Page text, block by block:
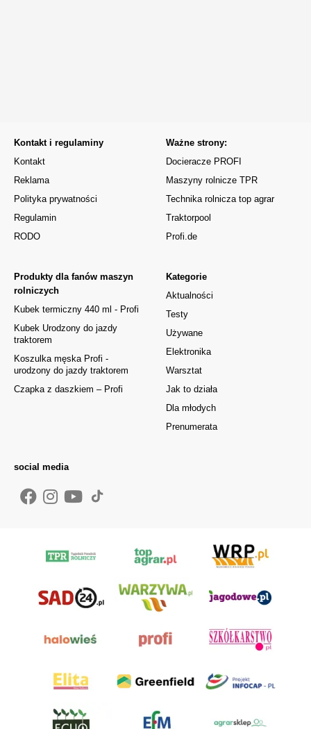
Kontakt i regulaminy
Kontakt
Reklama
Polityka prywatności
Regulamin
RODO
Kategorie
Aktualności
Testy
Używane
Elektronika
Warsztat
Jak to działa
Dla młodych
Prenumerata
Produkty dla fanów maszyn
rolniczych
Kubek termiczny 440 ml - Profi
Kubek Urodzony do jazdy
traktorem
Koszulka męska Profi -
urodzony do jazdy traktorem
Czapka z daszkiem – Profi
Ważne strony:
Docieracze PROFI
Maszyny rolnicze TPR
Technika rolnicza top agrar
Traktorpool
Profi.de
social media